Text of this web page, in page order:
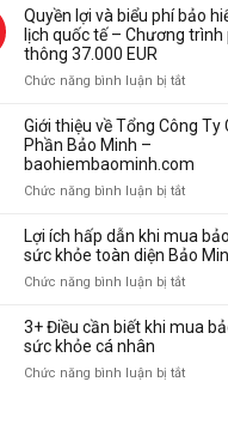
du
lịch
tế
thượng
hạng
Eur
lợi
và
du
quốc
tế
Chương
trình
75.000
Eur
Quyền lợi và biểu phí bảo
lịch quốc tế – Chương trình
thông 37.000 EUR
Chức năng bình luận bị tắtở
lợi
và
biểu
du
lịch
quốc
–
Giới thiệu về Tổng Công Ty
Phần Bảo Minh –
baohiembaominh.com
Chức năng bình luận bị tắtở
thiệu
về
Công
Cổ
Bảo
Lợi ích hấp dẫn khi mua
sức khỏe toàn diện Bảo
Chức năng bình luận bị tắtở
ích
khi
3+ Điều cần biết khi mua
sức khỏe cá nhân
Chức năng bình luận bị tắtở